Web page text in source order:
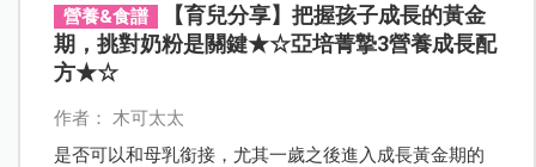
營養&食譜
【育兒分享】把握孩子成長的黃金
期，挑對奶粉是關鍵★☆亞培菁摯3營養成長配
方★☆
作者： 木可太太
是否可以和母乳銜接，尤其一歲之後進入成長黃金期的